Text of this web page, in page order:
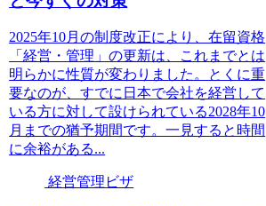
2025年10月の制度改正により、在留資格
「経営・管理」の更新は、これまでとは
明らかに性質が変わりました。とくに重
要なのが、すでに日本で会社を経営して
いる方に対して設けられている2028年10
月までの猶予期間です。一見すると時間
に余裕がある...
経営管理ビザ